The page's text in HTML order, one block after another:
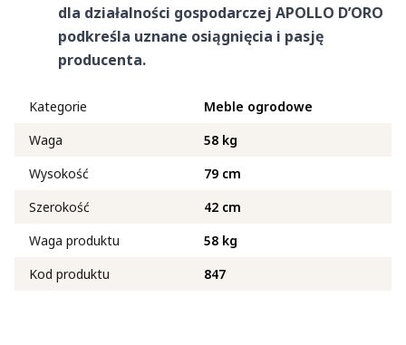
dla działalności gospodarczej APOLLO D’ORO
podkreśla uznane osiągnięcia i pasję
producenta.
Kategorie
Meble ogrodowe
Waga
58 kg
Wysokość
79 cm
Szerokość
42 cm
Waga produktu
58 kg
Kod produktu
847